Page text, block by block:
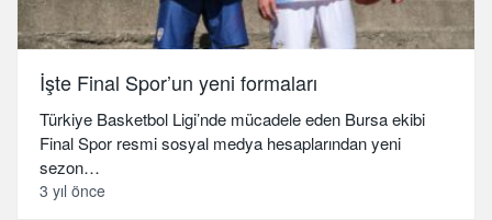
İşte Final Spor’un yeni formaları
Türkiye Basketbol Ligi’nde mücadele eden Bursa ekibi
Final Spor resmi sosyal medya hesaplarından yeni
sezon…
3 yıl önce